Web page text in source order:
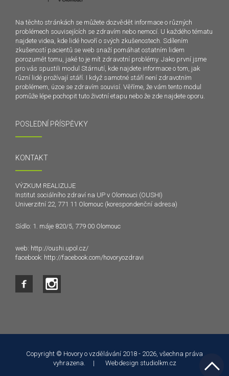
Na těchto stránkách se můžete dozvědět informace o různých
problémech souvisejících se zdravím nebo nemocí. U každého tématu
najdete videa, kde lidé hovoří o svých zkušenostech. Sdílením
zkušeností pacientů se web snaží pomáhat ostatním lidem
porozumět tomu, jaké to je mít zdravotní problémy. Jako první jsme
pro vás spustili modul Stárnutí, kde najdete informace o tom, jak
různí lidé prožívají stáří. I když samotné stáří není zdravotním
problémem, úzce se zdravím souvisí. Věříme, že vám tento modul
pomůže lépe pochopit tuto životní etapu nebo že zde najdete oporu.
POSLEDNÍ PŘÍSPĚVKY
KONTAKT
VÝZKUM REALIZUJE
Institut sociálního zdraví na UP v Olomouci (OUSHI)
Univerzitní 22, 771 11 Olomouc (korespondenční adresa)
Sídlo: 1. máje 820/5, 779 00 Olomouc
web: http://oushi.upol.cz/
facebook: http://facebook.com/hovoryozdravi
Copyright © Hovory o vzdělávání 2018 - 2026, všechna práva
vyhrazena. | Webdesign studiolkm.cz
souhlasíte.
Souhlasím